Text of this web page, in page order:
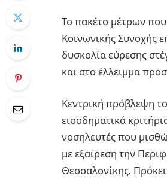
Το πακέτο μέτρων
Κοινωνικής Συνοχής
δυσκολία εύρεσης
και στο έλλειμμα
Κεντρική πρόβλεψη
εισοδηματικά
νοσηλευτές που
με εξαίρεση την
Θεσσαλονίκης.